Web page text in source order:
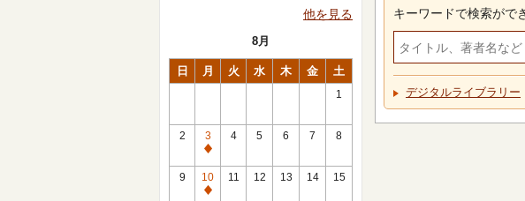
他を見る
8月
日 月 火 水 木 金 土
1
2
3
休
館
日
4 5 6 7 8
9
10
休
11 12 13 14 15
キーワードで検索がで
デジタルライブラリー